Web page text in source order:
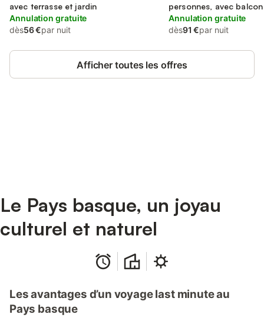
avec terrasse et jardin
Annulation gratuite
dès56 €par nuit
personnes, avec balcon
Annulation gratuite
dès91 €par nuit
Afficher toutes les offres
Le Pays basque, un joyau
culturel et naturel
Les avantages d’un voyage last minute au
Pays basque